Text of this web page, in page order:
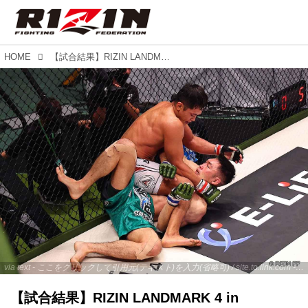
HOME 【試合結果】RIZIN LANDMARK 4 in NAGOYA 第3試合／アラン“ヒロ”ヤマニハ vs. 河村泰博
via text - ここをクリックして引用元(テキスト)を入力(省略可) / site.to.link.com - ここをクリックして引用元を入力(省略可)
【試合結果】RIZIN LANDMARK 4 in